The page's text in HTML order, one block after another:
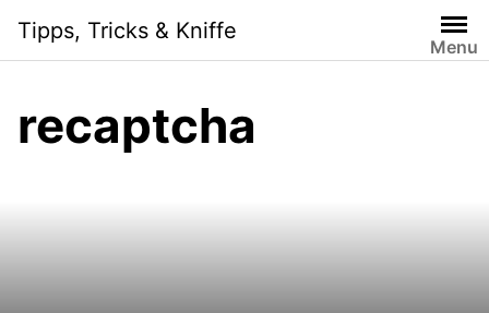
content
Tipps, Tricks & Kniffe
Menu
recaptcha